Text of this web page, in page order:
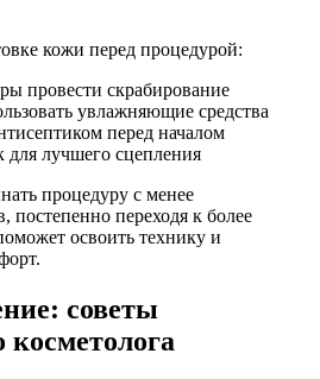
кожи перед процедурой:
провести скрабирование
увлажняющие средства
перед началом
для лучшего сцепления
процедуру с менее
постепенно переходя к более
освоить технику и
советы